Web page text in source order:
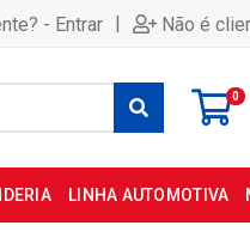
- Entrar | Não é
0
LINHA AUTOMOTIVA